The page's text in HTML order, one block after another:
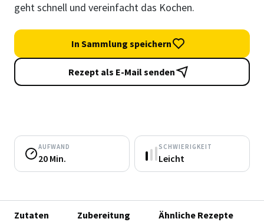
geht schnell und vereinfacht das Kochen.
In Sammlung speichern
Rezept als E-Mail senden
AUFWAND
20 Min.
SCHWIERIGKEIT
Leicht
Zutaten Zubereitung Ähnliche Rezepte